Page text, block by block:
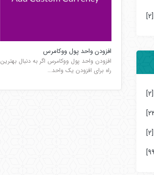
[2]
[2]
[2]
افزودن واحد پول ووکامرس
افزودن واحد پول ووکامرس اگر به دنبال بهترین
راه برای افزودن یک واحد...